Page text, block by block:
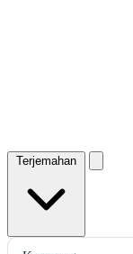
Terjemahan